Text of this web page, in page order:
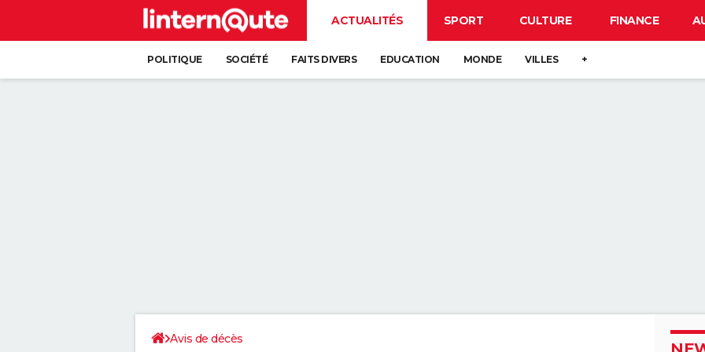
ACTUALITÉS SPORT CULTURE FINANCE
POLITIQUE SOCIÉTÉ FAITS DIVERS EDUCATION MONDE VILLES +
Avis de décès